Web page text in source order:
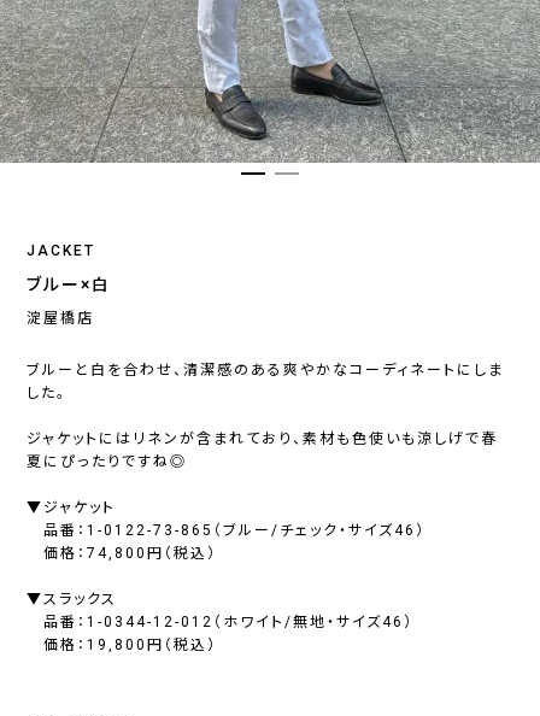
JACKET
ブルー×白
淀屋橋店
ブルーと白を合わせ、清潔感のある爽やかなコーディネートにしま
した。
ジャケットにはリネンが含まれており、素材も色使いも涼しげで春
夏にぴったりですね◎
▼ジャケット
品番：1-0122-73-865（ブルー/チェック・サイズ46）
価格：74,800円（税込）
▼スラックス
品番：1-0344-12-012（ホワイト/無地・サイズ46）
価格：19,800円（税込）